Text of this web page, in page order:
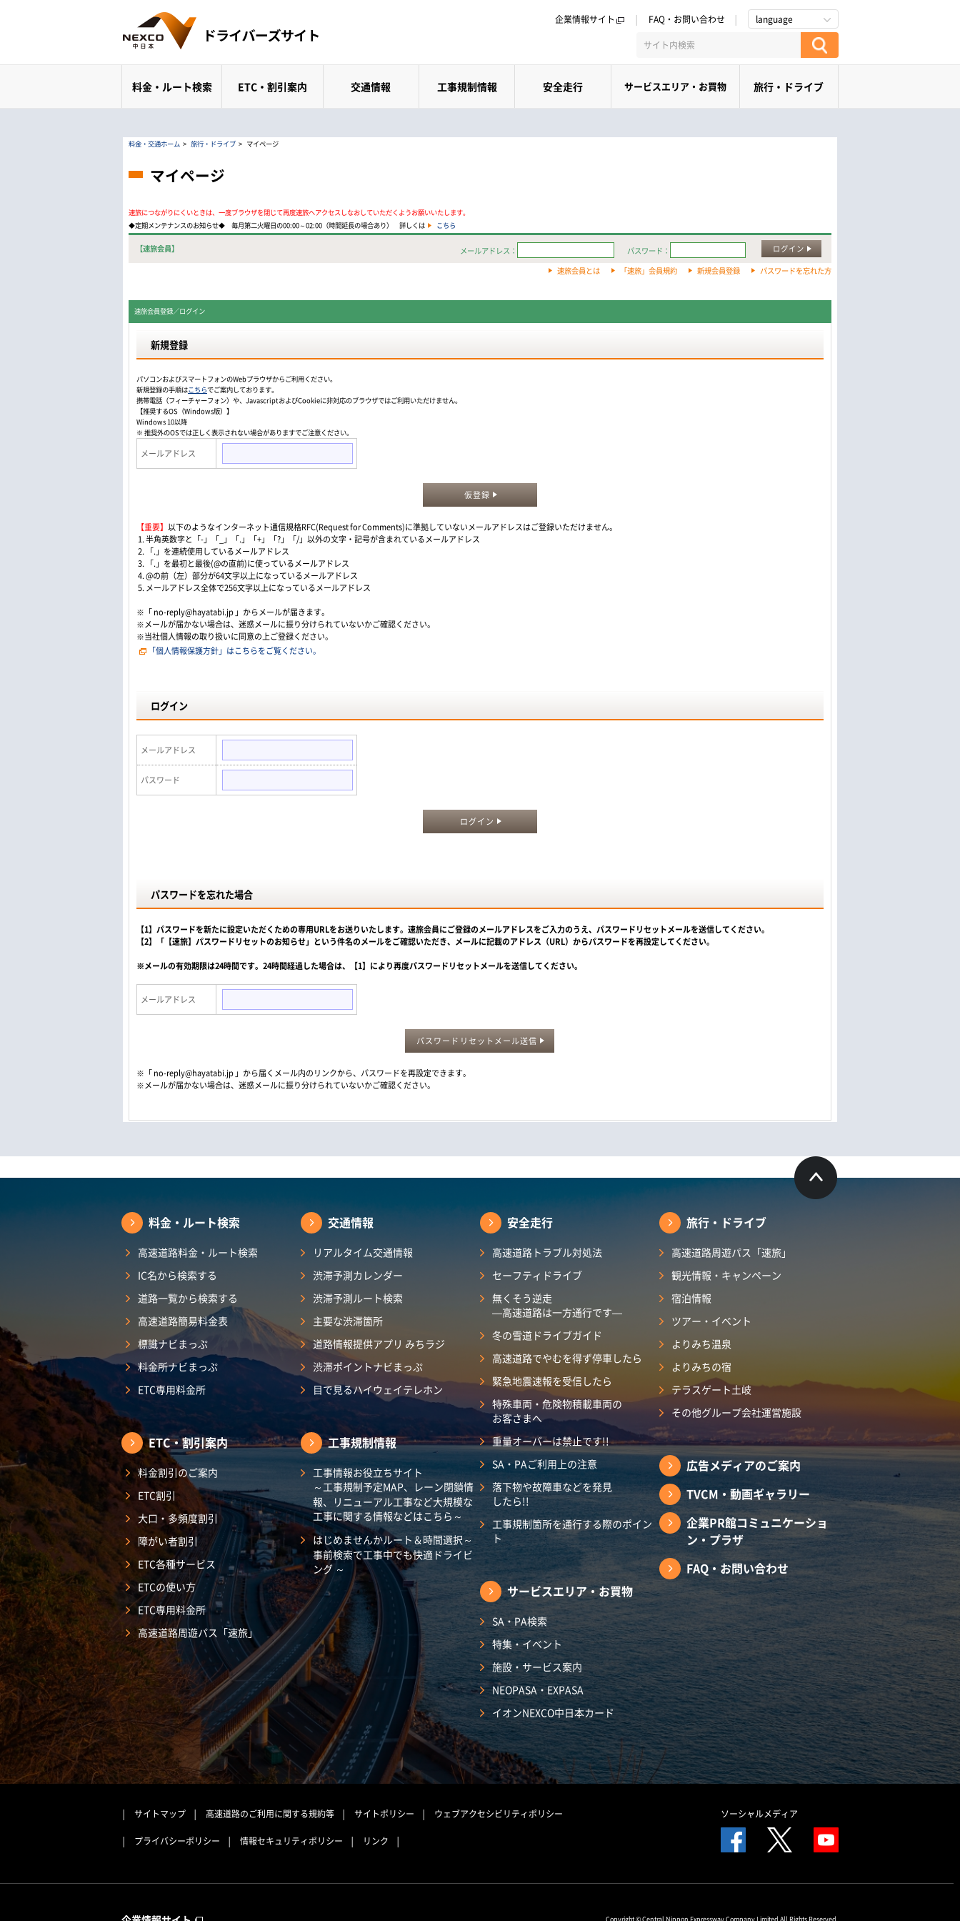
企業情報サイト FAQ・お問い合わせ language
料金・ルート検索 ETC・割引案内 交通情報 工事規制情報 安全走行 サービスエリア・お買物 旅行・ドライブ
料金・交通ホーム > 旅行・ドライブ > マイページ
マイページ
速旅につながりにくいときは、一度ブラウザを閉じて再度速旅へアクセスしなおしていただくようお願いいたします。
◆定期メンテナンスのお知らせ◆ 毎月第二火曜日の00:00～02:00（時間延長の場合あり） 詳しくは
こちら
【速旅会員】 メールアドレス： パスワード： ログイン
速旅会員とは 「速旅」会員規約 新規会員登録 パスワードを忘れた方
速旅会員登録／ログイン
新規登録
パソコンおよびスマートフォンのWebプラウザからご利用ください。
新規登録の手順はこちらでご案内しております。
携帯電話（フィーチャーフォン）や、JavascriptおよびCookieに非対応のブラウザではご利用いただけません。
【推奨するOS（Windows版）】
Windows 10以降
※ 推奨外のOSでは正しく表示されない場合がありますでご注意ください。
メールアドレス
仮登録
【重要】 以下のようなインターネット通信規格RFC(Request for Comments)に準拠していないメールアドレスはご登録いただけません。
1. 半角英数字と「-」「_」「.」「+」「?」「/」以外の文字・記号が含まれているメールアドレス
2. 「.」を連続使用しているメールアドレス
3. 「.」を最初と最後(@の直前)に使っているメールアドレス
4. @の前（左）部分が64文字以上になっているメールアドレス
5. メールアドレス全体で256文字以上になっているメールアドレス
※「 no-reply@hayatabi.jp 」からメールが届きます。
※メールが届かない場合は、迷惑メールに振り分けられていないかご確認ください。
※当社個人情報の取り扱いに同意の上ご登録ください。
「個人情報保護方針」はこちらをご覧ください。
ログイン
メールアドレス
パスワード
ログイン
パスワードを忘れた場合
【1】パスワードを新たに設定いただくための専用URLをお送りいたします。速旅会員にご登録のメールアドレスをご入力のうえ、パスワードリセットメールを送信してください。
【2】「【速旅】パスワードリセットのお知らせ」という件名のメールをご確認いただき、メールに記載のアドレス（URL）からパスワードを再設定してください。
※メールの有効期限は24時間です。24時間経過した場合は、【1】により再度パスワードリセットメールを送信してください。
メールアドレス
パスワードリセットメール送信
※「 no-reply@hayatabi.jp 」から届くメール内のリンクから、パスワードを再設定できます。
※メールが届かない場合は、迷惑メールに振り分けられていないかご確認ください。
料金・ルート検索
高速道路料金・ルート検索
IC名から検索する
道路一覧から検索する
高速道路簡易料金表
標識ナビまっぷ
料金所ナビまっぷ
ETC専用料金所
ETC・割引案内
料金割引のご案内
ETC割引
大口・多頻度割引
障がい者割引
ETC各種サービス
ETCの使い方
ETC専用料金所
高速道路周遊パス「速旅」
交通情報
リアルタイム交通情報
渋滞予測カレンダー​
渋滞予測ルート検索
主要な渋滞箇所
道路情報提供アプリ みちラジ
渋滞ポイントナビまっぷ
目で見るハイウェイテレホン
工事規制情報
工事情報お役立ちサイト
～工事規制予定MAP、レーン閉鎖情
報、リニューアル工事など大規模な
工事に関する情報などはこちら～
はじめませんかルート＆時間選択～
事前検索で工事中でも快適ドライビ
ング ～
安全走行
高速道路トラブル対処法
セーフティドライブ
無くそう逆走
―高速道路は一方通行です―
冬の雪道ドライブガイド
高速道路でやむを得ず停車したら
緊急地震速報を受信したら
特殊車両・危険物積載車両の
お客さまへ
重量オーバーは禁止です!!
SA・PAご利用上の注意
落下物や故障車などを発見
したら!!
工事規制箇所を通行する際のポイン
ト
サービスエリア・お買物
SA・PA検索
特集・イベント
施設・サービス案内
NEOPASA・EXPASA
イオンNEXCO中日本カード
旅行・ドライブ
高速道路周遊パス「速旅」
観光情報・キャンペーン
宿泊情報
ツアー・イベント
よりみち温泉
よりみちの宿
テラスゲート土岐
その他グループ会社運営施設
広告メディアのご案内
TVCM・動画ギャラリー
企業PR館コミュニケーショ
ン・プラザ
FAQ・お問い合わせ
サイトマップ 高速道路のご利用に関する規約等 サイトポリシー ウェブアクセシビリティポリシー
プライバシーポリシー 情報セキュリティポリシー リンク
ソーシャルメディア